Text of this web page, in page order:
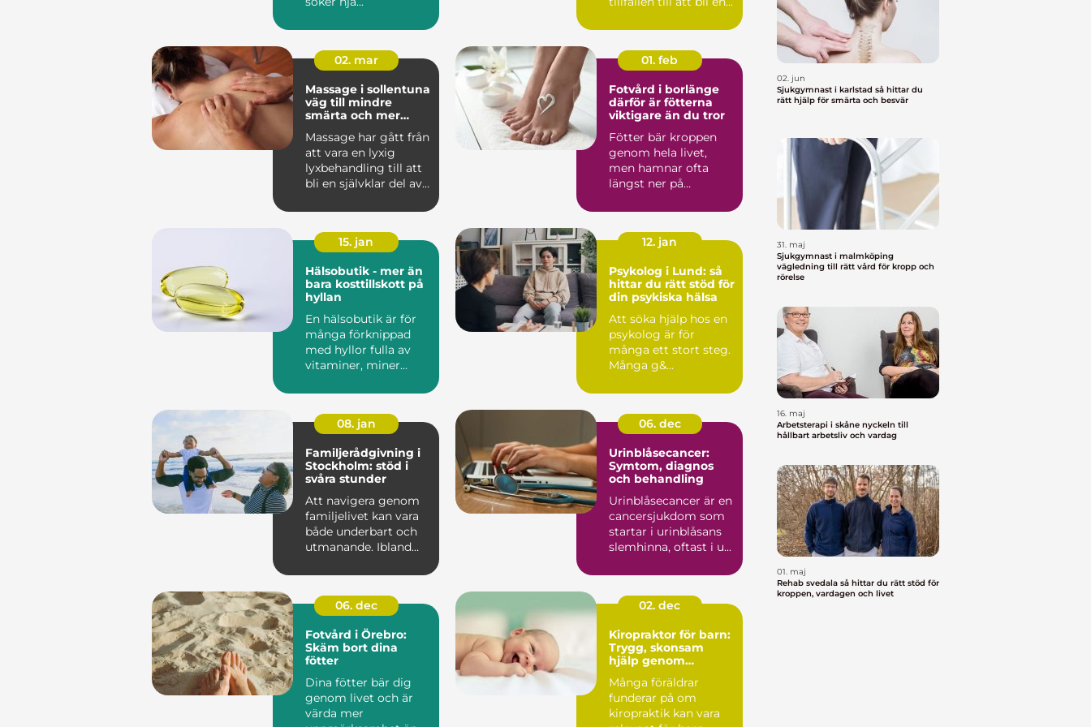
02. mar
Massage i sollentuna
väg till mindre
smärta och mer
Massage har gått från
att vara en lyxig
lyxbehandling till att
bli en självklar del av
01. feb
Fotvård i borlänge
därför är fötterna
viktigare än du tror
Fötter bär kroppen
genom hela livet,
men hamnar ofta
längst ner på
märker dem förs...
15. jan
Hälsobutik - mer än
bara kosttillskott på
hyllan
En hälsobutik är för
många förknippad
med hyllor fulla av
vitaminer, miner...
12. jan
Psykolog i Lund: så
hittar du rätt stöd för
din psykiska hälsa
Att söka hjälp hos en
psykolog är för
många ett stort steg.
Många g&...
08. jan
Familjerådgivning i
Stockholm: stöd i
svåra stunder
Att navigera genom
familjelivet kan vara
både underbart och
utmanande. Ibland
06. dec
Urinblåsecancer:
Symtom, diagnos
och behandling
Urinblåsecancer är en
cancersjukdom som
startar i urinblåsans
slemhinna, oftast i u...
06. dec
Fotvård i Örebro:
Skäm bort dina
fötter
Dina fötter bär dig
genom livet och är
värda mer
02. dec
Kiropraktor för barn:
Trygg, skonsam
hjälp genom
Många föräldrar
funderar på om
kiropraktik kan vara
02. jun
Sjukgymnast i karlstad så hittar du
rätt hjälp för smärta och besvär
31. maj
Sjukgymnast i malmköping
vägledning till rätt vård för kropp och
rörelse
16. maj
Arbetsterapi i skåne nyckeln till
hållbart arbetsliv och vardag
01. maj
Rehab svedala så hittar du rätt stöd för
kroppen, vardagen och livet